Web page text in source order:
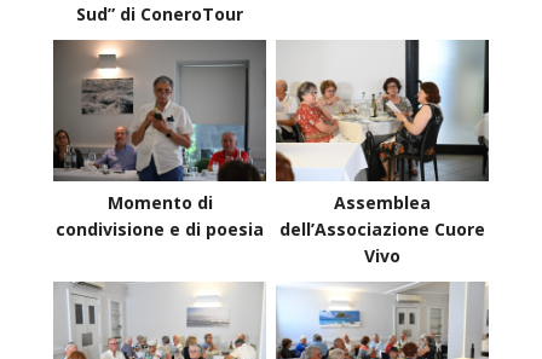
Sud” di ConeroTour
Momento di
condivisione e di poesia
Assemblea
dell’Associazione Cuore
Vivo